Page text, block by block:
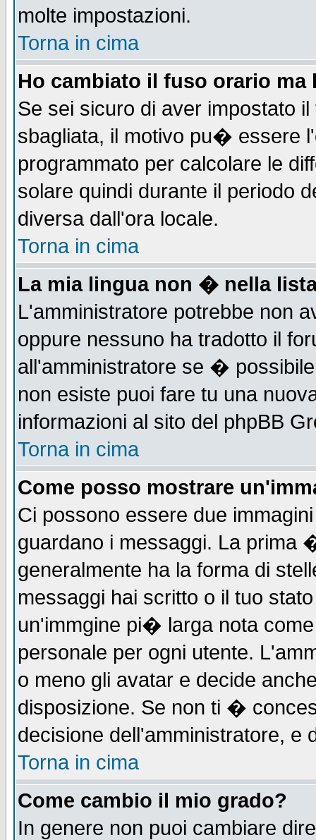
molte impostazioni.
Torna in cima
Ho cambiato il fuso orario
Se sei sicuro di aver impostato
sbagliata, il motivo pu� essere
programmato per calcolare le
solare quindi durante il periodo
diversa dall'ora locale.
Torna in cima
La mia lingua non � nella
L'amministratore potrebbe non
oppure nessuno ha tradotto il
all'amministratore se �
non esiste puoi fare tu una
informazioni al sito del phpBB
Torna in cima
Come posso mostrare
Ci possono essere due
guardano i messaggi. La prima
generalmente ha la forma di
messaggi hai scritto o il tuo
un'immgine pi� larga nota
personale per ogni utente.
o meno gli avatar e decide
disposizione. Se non ti �
decisione dell'amministratore, e
Torna in cima
Come cambio il mio grado?
In genere non puoi cambiare